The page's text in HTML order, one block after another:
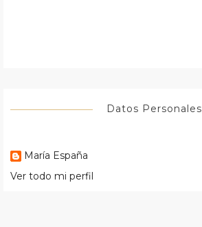
Datos Personales
María España
Ver todo mi perfil